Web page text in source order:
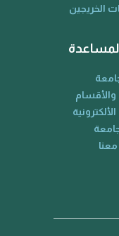
الخريجين
والأقسام